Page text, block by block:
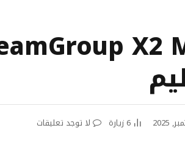
6 زيارة لا توجد تعليقات